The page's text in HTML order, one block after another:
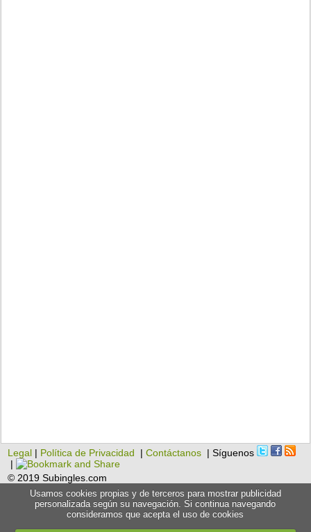
Legal | Política de Privacidad |Contáctanos | Síguenos
|
© 2019 Subingles.com
Usamos cookies propias y de terceros para mostrar publicidad
personalizada según su navegación. Si continua navegando
consideramos que acepta el uso de cookies